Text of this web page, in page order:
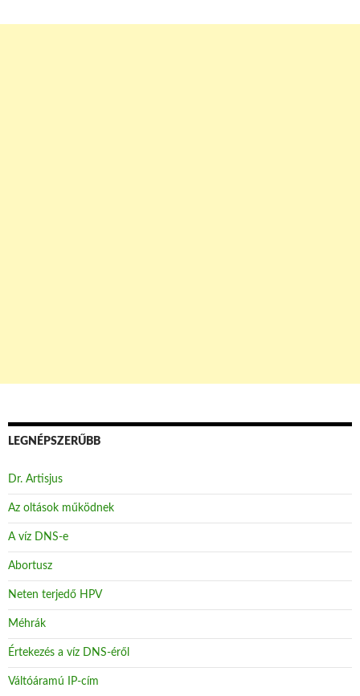
LEGNÉPSZERŰBB
Dr. Artisjus
Az oltások működnek
A víz DNS-e
Abortusz
Neten terjedő HPV
Méhrák
Értekezés a víz DNS-éről
Váltóáramú IP-cím